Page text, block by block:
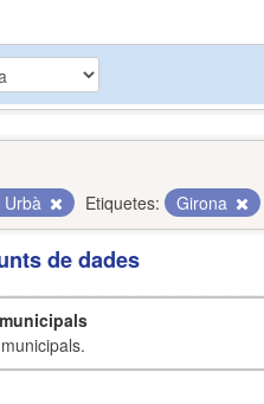
Urbà Etiquetes: Girona
de dades